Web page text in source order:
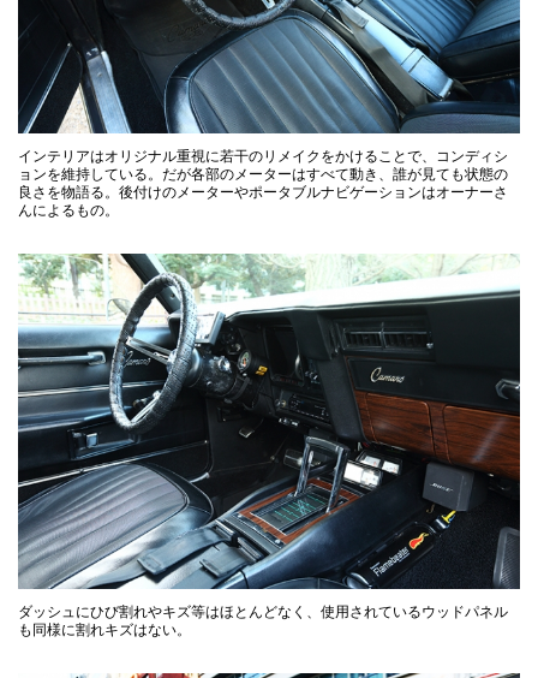
インテリアはオリジナル重視に若干のリメイクをかけることで、コンディシ
ョンを維持している。だが各部のメーターはすべて動き、誰が見ても状態の
良さを物語る。後付けのメーターやポータブルナビゲーションはオーナーさ
んによるもの。
ダッシュにひび割れやキズ等はほとんどなく、使用されているウッドパネル
も同様に割れキズはない。